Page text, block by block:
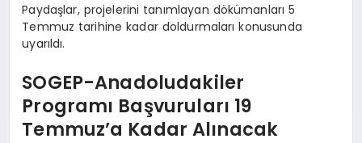
Paydaşlar, projelerini tanımlayan dökümanları 5
Temmuz tarihine kadar doldurmaları konusunda
uyarıldı.
SOGEP-Anadoludakiler
Programı Başvuruları 19
Temmuz’a Kadar Alınacak